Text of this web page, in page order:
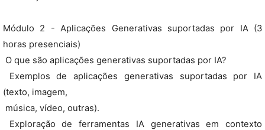
Módulo 2 - Aplicações Generativas suportadas por IA (3
horas presenciais)
 O que são aplicações generativas suportadas por IA?
 Exemplos de aplicações generativas suportadas por IA
(texto, imagem,
 música, vídeo, outras).
 Exploração de ferramentas IA generativas em contexto